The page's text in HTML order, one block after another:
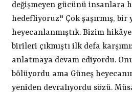
değişmeyen gücünü insanlara
hedefliyoruz." Çok şaşırmış, bir
heyecanlanmıştık. Bizim
birileri çıkmıştı ilk defa
anlatmaya devam ediyordu.
bölüyordu ama Güneş
yeniden devralıyordu sözü.